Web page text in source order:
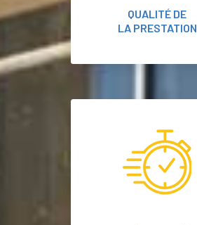
QUALITÉ DE
LA PRESTATION